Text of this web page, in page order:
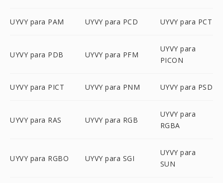
UYVY para PAM UYVY para PCD UYVY para PCT
UYVY para PDB UYVY para PFM
UYVY para
PICON
UYVY para PICT UYVY para PNM UYVY para PSD
UYVY para RAS UYVY para RGB
UYVY para
RGBA
UYVY para RGBO UYVY para SGI
UYVY para
SUN